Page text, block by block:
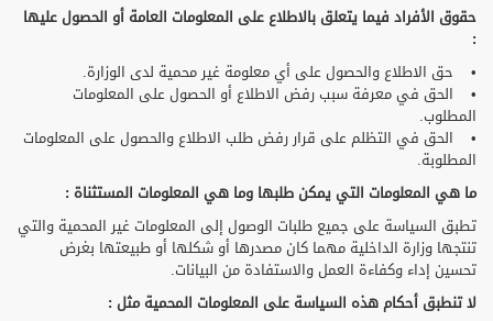
حقوق الأفراد فيما يتعلق بالاطلاع على المعلومات العامة أو الحصول عليها
:
• حق الاطلاع والحصول على أي معلومة غير محمية لدى الوزارة.
• الحق في معرفة سبب رفض الاطلاع أو الحصول على المعلومات
المطلوب.
• الحق في التظلم على قرار رفض طلب الاطلاع والحصول على المعلومات
المطلوبة.
ما هي المعلومات التي يمكن طلبها وما هي المعلومات المستثناة :
تطبق السياسة على جميع طلبات الوصول إلى المعلومات غير المحمية والتي
تنتجها وزارة الداخلية مهما كان مصدرها أو شكلها أو طبيعتها بغرض
تحسين إداء وكفاءة العمل والاستفادة من البيانات.
لا تنطبق أحكام هذه السياسة على المعلومات المحمية مثل :